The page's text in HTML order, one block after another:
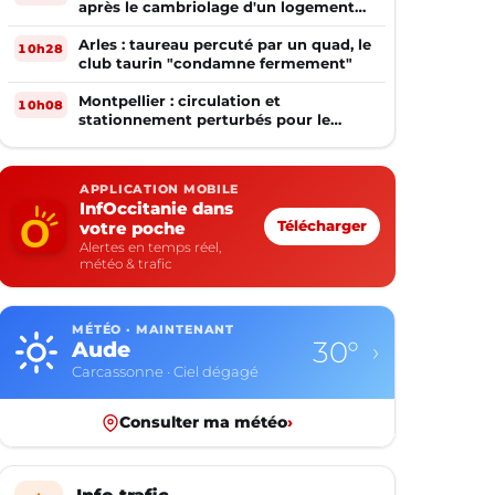
après le cambriolage d'un logement
occupé
10h28
Arles : taureau percuté par un quad, le
club taurin "condamne fermement"
10h08
Montpellier : circulation et
stationnement perturbés pour le
APPLICATION MOBILE
InfOccitanie dans
votre poche
Alertes en temps réel,
météo & trafic
Télécharger
MÉTÉO · MAINTENANT
Aude
Carcassonne · Ciel dégagé
30° ›
Consulter ma météo›